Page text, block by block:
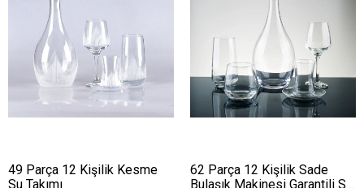
49 Parça 12 Kişilik Kesme
Su Takımı
62 Parça 12 Kişilik Sade
Bulaşık Makinesi Garantili Su